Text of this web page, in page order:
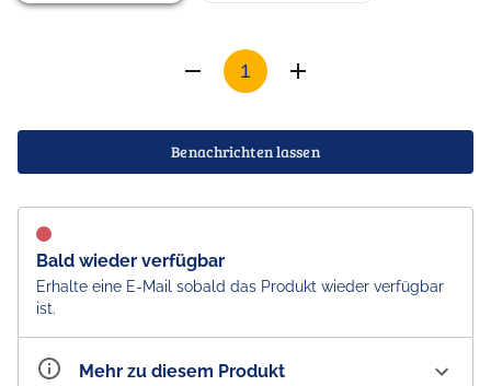
Benachrichten lassen
Bald wieder verfügbar
Erhalte eine E-Mail sobald das Produkt wieder verfügbar
ist.
Mehr zu diesem Produkt